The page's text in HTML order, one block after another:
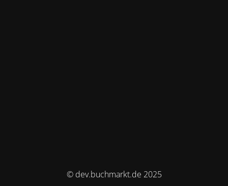
© dev.buchmarkt.de 2025